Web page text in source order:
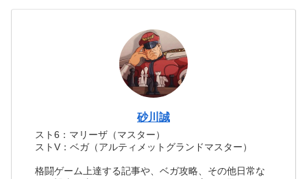
砂川誠
スト6：マリーザ（マスター）
ストV：ベガ（アルティメットグランドマスター）
格闘ゲーム上達する記事や、ベガ攻略、その他日常な